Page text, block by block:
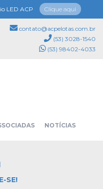
LED ACP Clique aqui
contato@acpelotas.com.br
(53) 3028-1540
(53) 98402-4033
NOTÍCIAS
SE!